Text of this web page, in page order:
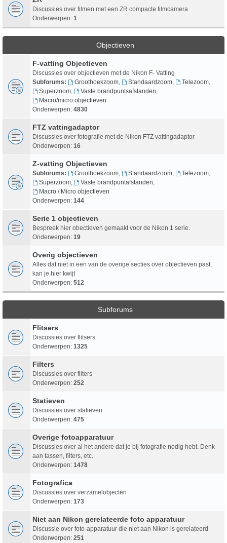
Discussies over filmen met een ZR compacte filmcamera
Onderwerpen: 1
Objectieven
F-vatting Objectieven
Discussies over objectieven met de Nikon F- Vatting
Subforums:
Groothoekzoom, Standaardzoom, Telezoom,
Superzoom, Vaste brandpuntsafstanden
Macro/micro objectieven
Onderwerpen: 4830
FTZ vattingadaptor
Discussies over fotografie met de Nikon FTZ vattingadaptor
Onderwerpen: 16
Z-vatting Objectieven
Subforums: Groothoekzoom, Standaardzoom, Telezoom,
Superzoom, Vaste brandpuntafstanden
Macro / Micro objectieven
Onderwerpen: 144
Serie 1 objectieven
Bespreek hier obectieven gemaakt voor de Nikon 1 serie.
Onderwerpen: 19
Overig objectieven
Alles dat niet in een van de overige secties over objectieven past,
kan je hier kwijt
Onderwerpen: 512
Subforums
Flitsers
Discussies over flitsers
Onderwerpen: 1325
Filters
Discussies over filters
Onderwerpen: 252
Statieven
Discussies over statieven
Onderwerpen: 475
Overige fotoapparatuur
Discussies over al het andere dat je bij fotografie nodig hebt. Denk
aan tassen, filters, etc.
Onderwerpen: 1478
Fotografica
Discussies over verzamelobjecten
Onderwerpen: 173
Niet aan Nikon gerelateerde foto apparatuur
Discussie over foto-apparatuur die niet aan Nikon is gerelateerd
Onderwerpen: 251